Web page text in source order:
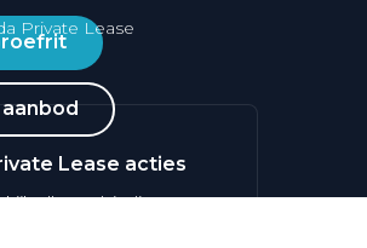
Private Lease
Lease acties
alle aanbiedingen